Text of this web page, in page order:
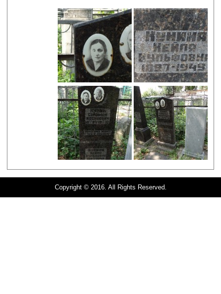
Copyright © 2016. All Rights Reserved.